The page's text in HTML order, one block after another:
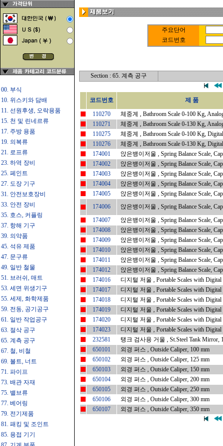
00. 부식
10. 위스키와 담배
11. 선원후생, 오락용품
15. 천 및 린네르류
17. 주방 용품
19. 의복류
21. 로프류
23. 하역 장비
25. 페인트
27. 도장 기구
31. 안전보호장비
33. 안전 장비
35. 호스, 커플링
37. 항해 기구
39. 의약품
45. 석유 제품
47. 문구류
49. 일반 철물
51. 브러쉬, 매트
53. 세면 위생기구
55. 세제, 화학제품
59. 전동, 공기공구
61. 일반 작업공구
63. 절삭 공구
65. 계측 공구
67. 철, 비철
69. 볼트, 너트
71. 파이프
73. 배관 자재
75. 밸브류
77. 베어링
79. 전기제품
81. 패킹 및 조인트
85. 용접 기기
주요단어
코드번호
Section : 65. 계측 공구
코드번호
제 품
110270
체중계 , Bathroom Scale 0-100 Kg,
110271
체중계 , Bathroom Scale 0-130 Kg,
110275
체중계 , Bathroom Scale 0-100 Kg, Digital
110276
체중계 , Bathroom Scale 0-130 Kg, Digital
174001
앉은뱅이저울 , Spring Balance Scale,
174002
앉은뱅이저울 , Spring Balance Scale,
174003
앉은뱅이저울 , Spring Balance Scale,
174004
앉은뱅이저울 , Spring Balance Scale,
174005
앉은뱅이저울 , Spring Balance Scale,
174006
앉은뱅이저울 , Spring Balance Scale,
174007
앉은뱅이저울 , Spring Balance Scale,
174008
앉은뱅이저울 , Spring Balance Scale,
174009
앉은뱅이저울 , Spring Balance Scale,
174010
앉은뱅이저울 , Spring Balance Scale,
174011
앉은뱅이저울 , Spring Balance Scale,
174012
앉은뱅이저울 , Spring Balance Scale,
174016
디지털 저울 , Portable Scales with
174017
디지털 저울 , Portable Scales with
174018
디지털 저울 , Portable Scales with
174019
디지털 저울 , Portable Scales with
174020
디지털 저울 , Portable Scales with
174023
디지털 저울 , Portable Scales with
232581
탱크 검사용 거울 , St.Steel Tank Mirror,
650101
외경 퍼스 , Outside Caliper, 100 mm
650102
외경 퍼스 , Outside Caliper, 125 mm
650103
외경 퍼스 , Outside Caliper, 150 mm
650104
외경 퍼스 , Outside Caliper, 200 mm
650105
외경 퍼스 , Outside Caliper, 250 mm
650106
외경 퍼스 , Outside Caliper, 300 mm
650107
외경 퍼스 , Outside Caliper, 350 mm